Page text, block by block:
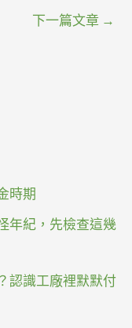
下一篇文章 →
時期
年紀，先檢查這幾
認識工廠裡默默付